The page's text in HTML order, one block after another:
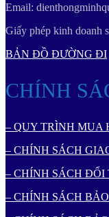
Email:
Giấy phép kinh doanh
BẢN ĐỒ ĐƯỜNG ĐI
CHÍNH
– QUY TRÌNH MUA
– CHÍNH SÁCH
– CHÍNH SÁCH
– CHÍNH SÁCH